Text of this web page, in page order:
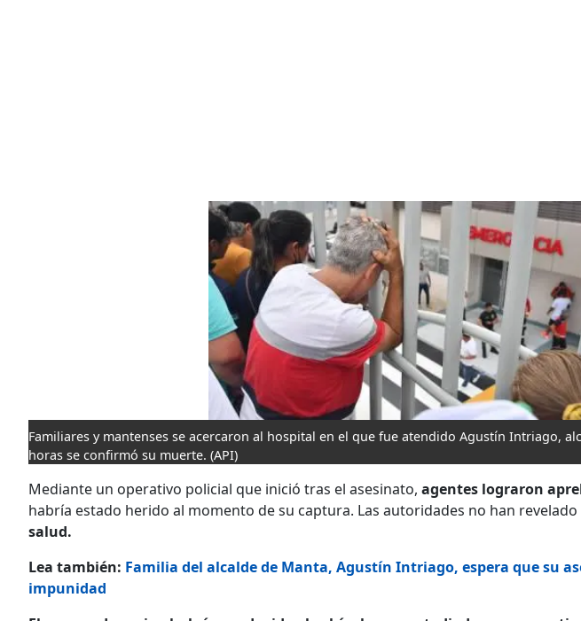
Familiares y mantenses se acercaron al hospital en el que fue atendido Agustín Intriago,
horas se confirmó su muerte. (API)
Mediante un operativo policial que inició tras el asesinato, agentes lograron
habría estado herido al momento de su captura. Las autoridades no han
salud.
Lea también: Familia del alcalde de Manta, Agustín Intriago, espera que su
impunidad